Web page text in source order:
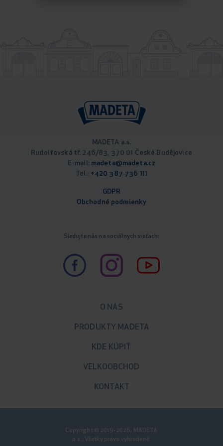
MADETA a.s.
Rudolfovská tř. 246/83, 370 01 České Budějovice
E-mail: madeta@madeta.cz
Tel.: +420 387 736 111
GDPR
Obchodné podmienky
Sledujte nás na sociálnych sieťach:
O NÁS
PRODUKTY MADETA
KDE KÚPIŤ
VELKOOBCHOD
KONTAKT
Copyright © 2019-2026, MADETA
a.s., Všetky práva vyhradené.